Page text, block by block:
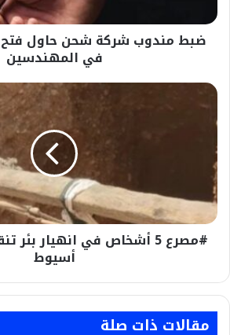
مذيعة
فيضبط مندوب شركة شحن حاول
في المهندسين
#مصرع
أشخاص
انهيار
بئر
تنقيب
عن
الآثار
في
#مصرع 5 أشخاص في انهيار
أسيوط
مقالات ذات صلة